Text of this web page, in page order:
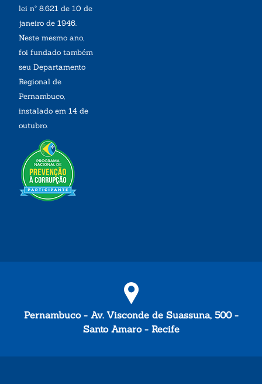
lei nº 8.621 de 10 de
janeiro de 1946.
Neste mesmo ano,
foi fundado também
seu Departamento
Regional de
Pernambuco,
instalado em 14 de
outubro.
Pernambuco - Av. Visconde de Suassuna, 500 -
Santo Amaro - Recife